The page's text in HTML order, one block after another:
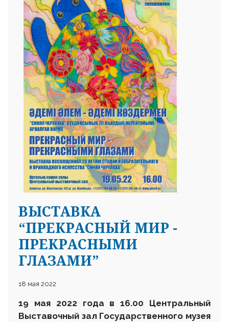
ВЫСТАВКА
“ПРЕКРАСНЫЙ МИР -
ПРЕКРАСНЫМИ
ГЛАЗАМИ”
18 мая 2022
19 мая 2022 года в 16.00 Центральный
Выставочный зал Государственного музея